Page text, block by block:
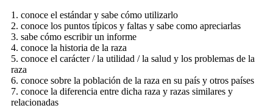
1. conoce el estándar y sabe cómo utilizarlo
2. conoce los puntos típicos y faltas y sabe como apreciarlas
3. sabe cómo escribir un informe
4. conoce la historia de la raza
5. conoce el carácter / la utilidad / la salud y los problemas de la
raza
6. conoce sobre la población de la raza en su país y otros países
7. conoce la diferencia entre dicha raza y razas similares y
relacionadas